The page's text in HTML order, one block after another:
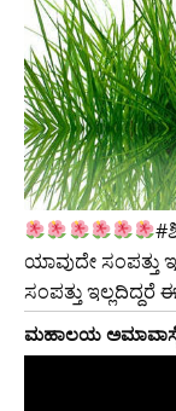
ಯಾವುದೇ ಸಂಪತ್ತು
ಸಂಪತ್ತು
ಮಹಾಲಯ